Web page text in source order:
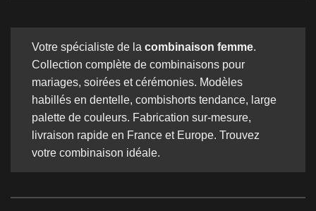
Votre spécialiste de la combinaison femme.
Collection complète de combinaisons pour
mariages, soirées et cérémonies. Modèles
habillés en dentelle, combishorts tendance, large
palette de couleurs. Fabrication sur-mesure,
livraison rapide en France et Europe. Trouvez
votre combinaison idéale.